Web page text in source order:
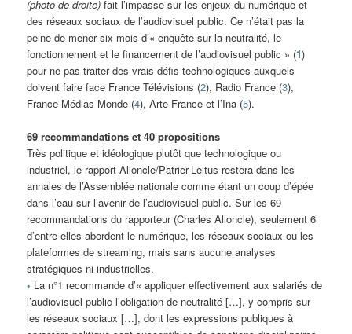
(photo de droite) fait l’impasse sur les enjeux du numérique et
des réseaux sociaux de l’audiovisuel public. Ce n’était pas la
peine de mener six mois d’« enquête sur la neutralité, le
fonctionnement et le financement de l’audiovisuel public » (1)
pour ne pas traiter des vrais défis technologiques auxquels
doivent faire face France Télévisions (2), Radio France (3),
France Médias Monde (4), Arte France et l’Ina (5).
69 recommandations et 40 propositions
Très politique et idéologique plutôt que technologique ou
industriel, le rapport Alloncle/Patrier-Leitus restera dans les
annales de l’Assemblée nationale comme étant un coup d’épée
dans l’eau sur l’avenir de l’audiovisuel public. Sur les 69
recommandations du rapporteur (Charles Alloncle), seulement 6
d’entre elles abordent le numérique, les réseaux sociaux ou les
plateformes de streaming, mais sans aucune analyses
stratégiques ni industrielles.
• La n°1 recommande d’« appliquer effectivement aux salariés de
l’audiovisuel public l’obligation de neutralité […], y compris sur
les réseaux sociaux […], dont les expressions publiques à